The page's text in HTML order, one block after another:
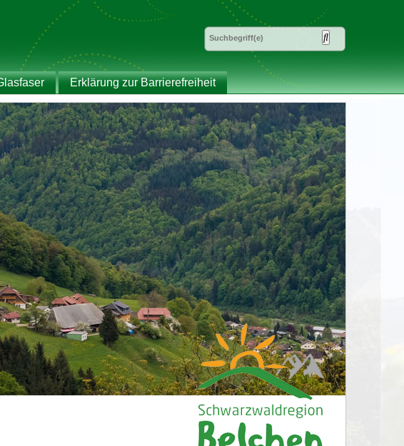
Erklärung zur Barrierefreiheit